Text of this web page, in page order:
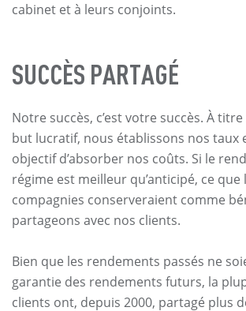
cabinet et à leurs conjoints.
SUCCÈS PARTAGÉ
Notre succès, c’est votre succès. À
but lucratif, nous établissons nos taux
objectif d’absorber nos coûts. Si le
régime est meilleur qu’anticipé, ce
compagnies conserveraient comme
partageons avec nos clients.
Bien que les rendements passés ne
garantie des rendements futurs, la
clients ont, depuis 2000, partagé plus